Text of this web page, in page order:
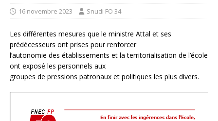
16 novembre 2023 Snudi FO 34
Les différentes mesures que le ministre Attal et ses
prédécesseurs ont prises pour renforcer
l’autonomie des établissements et la territorialisation de l’école
ont exposé les personnels aux
groupes de pressions patronaux et politiques les plus divers.